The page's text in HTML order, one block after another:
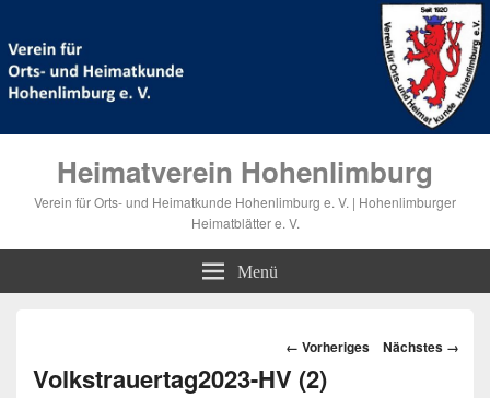
Heimatverein Hohenlimburg
Verein für Orts- und Heimatkunde Hohenlimburg e. V. | Hohenlimburger
Heimatblätter e. V.
Menü
Bilder-
Navigation
← Vorheriges Nächstes →
Volkstrauertag2023-HV (2)